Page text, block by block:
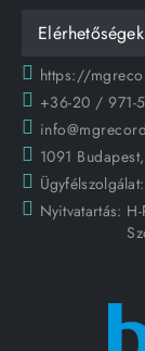
Elérhetőségek
https://
+36-20 / 971-
1091
Ügyfélszolgálat:
Nyitvatartás: